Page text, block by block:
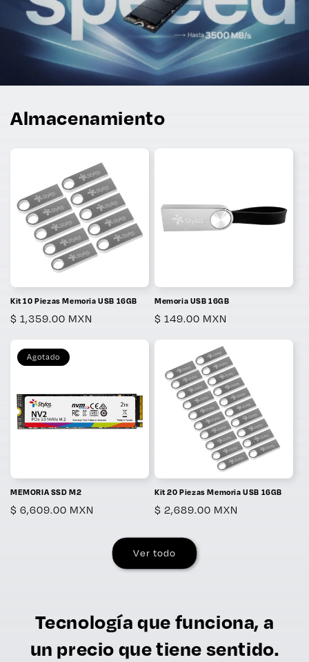
Almacenamiento
Kit 10 Piezas Memoria USB 16GB
Precio
$ 1,359.00 MXN
Memoria USB 16GB
Precio
$ 149.00 MXN
Agotado
MEMORIA SSD M2
Precio
$ 6,609.00 MXN
Kit 20 Piezas Memoria USB 16GB
Precio
$ 2,689.00 MXN
Ver todo
Tecnología que funciona, a
un precio que tiene sentido.